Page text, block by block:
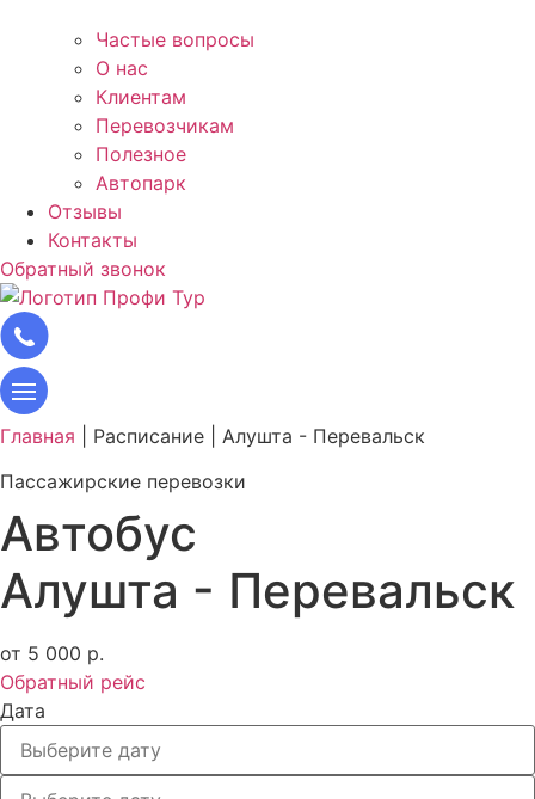
Частые вопросы
О нас
Клиентам
Перевозчикам
Полезное
Автопарк
Отзывы
Контакты
Обратный звонок
Главная Расписание
Алушта - Перевальск
Пассажирские перевозки
Автобус
Алушта - Перевальск
от 5 000 р.
Обратный рейс
Дата